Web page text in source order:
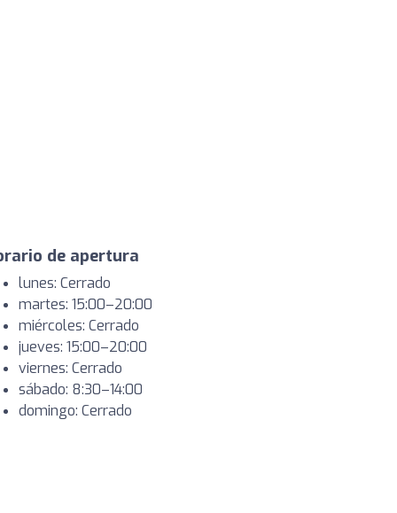
de apertura
lunes: Cerrado
martes: 15:00–20:00
miércoles: Cerrado
jueves: 15:00–20:00
viernes: Cerrado
sábado: 8:30–14:00
domingo: Cerrado